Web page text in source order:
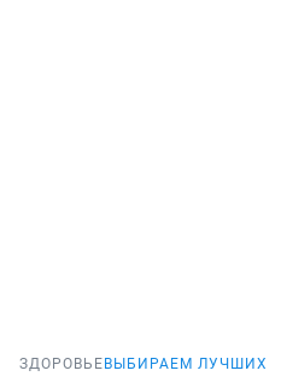
ЗДОРОВЬЕ ВЫБИРАЕМ ЛУЧШИХ